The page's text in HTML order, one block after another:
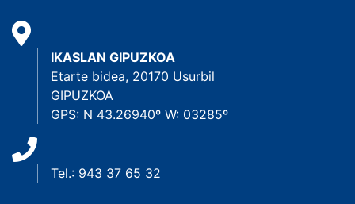
IKASLAN GIPUZKOA
Etarte bidea, 20170 Usurbil
GIPUZKOA
GPS: N 43.26940º W: 03285º
Tel.: 943 37 65 32